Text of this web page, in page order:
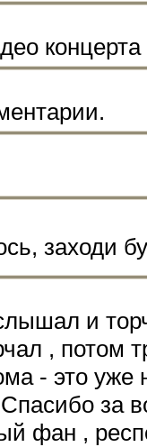
заходи
и
, потом
- это уже
за
фан ,